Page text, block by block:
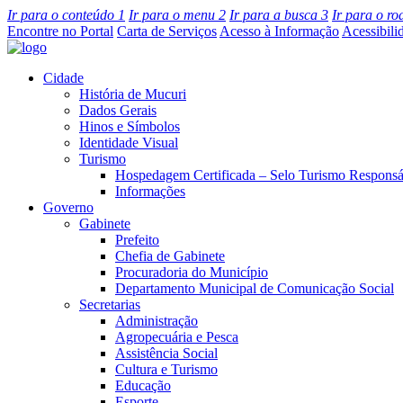
Ir para o conteúdo 1 Ir para o menu 2 Ir para a busca 3 Ir para o
Encontre no Portal Carta de Serviços Acesso à Informação
Cidade
História de Mucuri
Dados Gerais
Hinos e Símbolos
Identidade Visual
Turismo
Hospedagem Certificada – Selo Turismo
Informações
Governo
Gabinete
Prefeito
Chefia de Gabinete
Procuradoria do Município
Departamento Municipal de Comunicação Social
Secretarias
Administração
Agropecuária e Pesca
Assistência Social
Cultura e Turismo
Educação